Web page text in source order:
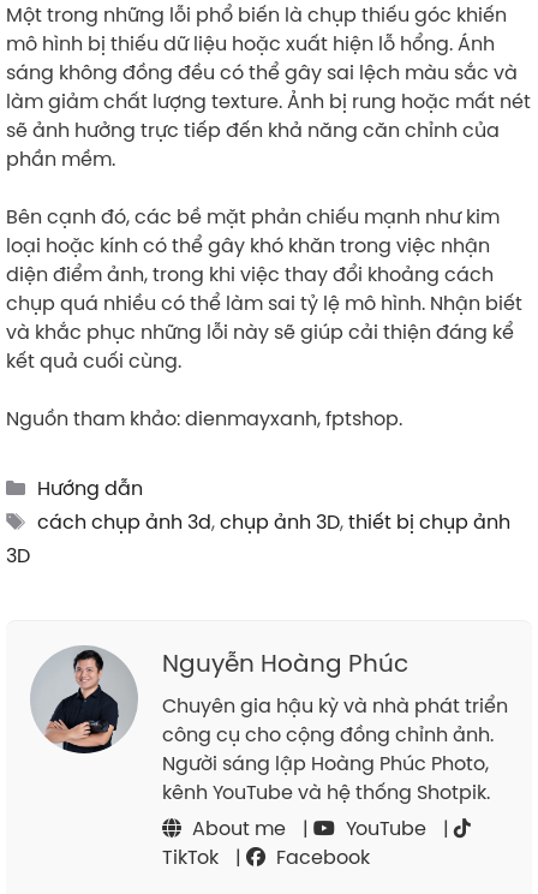
Một trong những lỗi phổ biến là chụp thiếu góc khiến
mô hình bị thiếu dữ liệu hoặc xuất hiện lỗ hổng. Ánh
sáng không đồng đều có thể gây sai lệch màu sắc và
làm giảm chất lượng texture. Ảnh bị rung hoặc mất nét
sẽ ảnh hưởng trực tiếp đến khả năng căn chỉnh của
phần mềm.
Bên cạnh đó, các bề mặt phản chiếu mạnh như kim
loại hoặc kính có thể gây khó khăn trong việc nhận
diện điểm ảnh, trong khi việc thay đổi khoảng cách
chụp quá nhiều có thể làm sai tỷ lệ mô hình. Nhận biết
và khắc phục những lỗi này sẽ giúp cải thiện đáng kể
kết quả cuối cùng.
Nguồn tham khảo: dienmayxanh, fptshop.
Categories
Hướng dẫn
Tags
cách chụp ảnh 3d,chụp ảnh 3D,thiết bị chụp ảnh
3D
Nguyễn Hoàng Phúc
Chuyên gia hậu kỳ và nhà phát triển
công cụ cho cộng đồng chỉnh ảnh.
Người sáng lập Hoàng Phúc Photo,
kênh YouTube và hệ thống Shotpik.
About me
| YouTube
|
TikTok
| Facebook